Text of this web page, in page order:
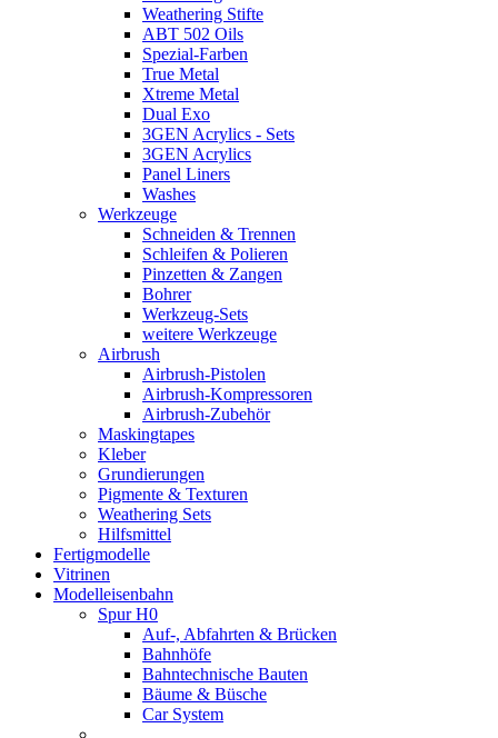
Weathering Stifte
ABT 502 Oils
Spezial-Farben
True Metal
Xtreme Metal
Dual Exo
3GEN Acrylics - Sets
3GEN Acrylics
Panel Liners
Washes
Werkzeuge
Schneiden & Trennen
Schleifen & Polieren
Pinzetten & Zangen
Bohrer
Werkzeug-Sets
weitere Werkzeuge
Airbrush
Airbrush-Pistolen
Airbrush-Kompressoren
Airbrush-Zubehör
Maskingtapes
Kleber
Grundierungen
Pigmente & Texturen
Weathering Sets
Hilfsmittel
Fertigmodelle
Vitrinen
Modelleisenbahn
Spur H0
Auf-, Abfahrten & Brücken
Bahnhöfe
Bahntechnische Bauten
Bäume & Büsche
Car System